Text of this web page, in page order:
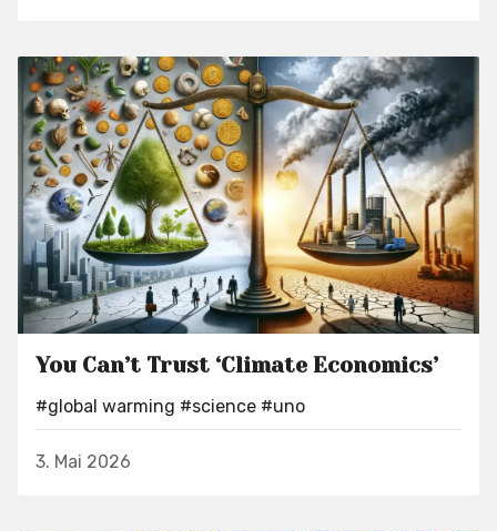
You Can’t Trust ‘Climate Economics’
#global warming #science #uno
3. Mai 2026